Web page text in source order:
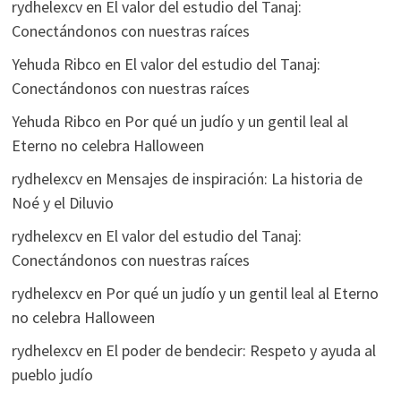
rydhelexcven El valor del estudio del Tanaj:
Conectándonos con nuestras raíces
Yehuda Ribco en El valor del estudio del Tanaj:
Conectándonos con nuestras raíces
Yehuda Ribco en Por qué un judío y un gentil leal al
Eterno no celebra Halloween
rydhelexcven Mensajes de inspiración: La historia de
Noé y el Diluvio
rydhelexcven El valor del estudio del Tanaj:
Conectándonos con nuestras raíces
rydhelexcven Por qué un judío y un gentil leal al Eterno
no celebra Halloween
rydhelexcven El poder de bendecir: Respeto y ayuda al
pueblo judío